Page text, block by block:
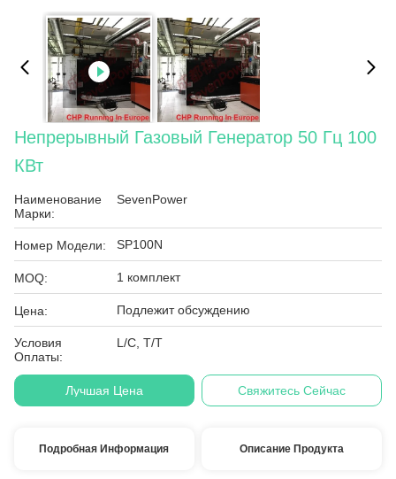
Непрерывный Газовый Генератор 50 Гц 100
КВт
Наименование
Марки:
SevenPower
Номер Модели: SP100N
MOQ: 1 комплект
Цена: Подлежит обсуждению
Условия
Оплаты:
L/C, T/T
Лучшая Цена Свяжитесь Сейчас
Подробная Информация Описание Продукта